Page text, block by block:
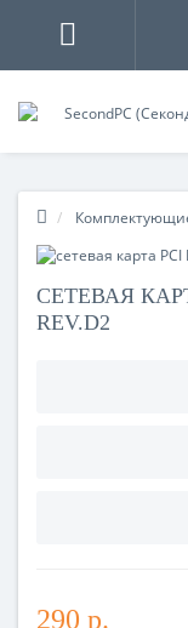
СЕТЕВАЯ
REV.D2
290 р.